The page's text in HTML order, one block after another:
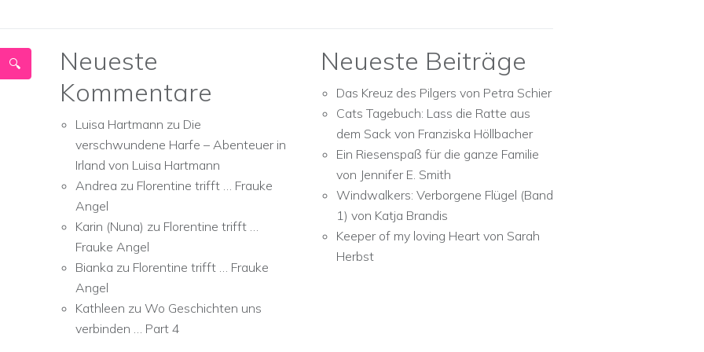
Neueste
Kommentare
Luisa Hartmann zu Die
verschwundene Harfe – Abenteuer in
Irland von Luisa Hartmann
Andrea zu Florentine trifft … Frauke
Angel
Karin (Nuna) zu Florentine trifft …
Frauke Angel
Bianka zu Florentine trifft … Frauke
Angel
Kathleen zu Wo Geschichten uns
verbinden … Part 4
Neueste Beiträge
Das Kreuz des Pilgers von Petra Schier
Cats Tagebuch: Lass die Ratte aus
dem Sack von Franziska Höllbacher
Ein Riesenspaß für die ganze Familie
von Jennifer E. Smith
Windwalkers: Verborgene Flügel (Band
1) von Katja Brandis
Keeper of my loving Heart von Sarah
Herbst